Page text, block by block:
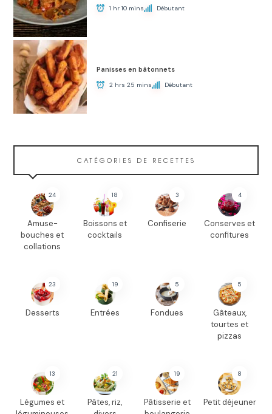
1 hr 10 mins Débutant
Panisses en bâtonnets
2 hrs 25 mins Débutant
CATÉGORIES DE RECETTES
24
Amuse-
bouches et
collations
18
Boissons et
cocktails
3
Confiserie
4
Conserves et
confitures
23
Desserts
19
Entrées
5
Fondues
5
Gâteaux,
tourtes et
pizzas
13
Légumes et
21
Pâtes, riz,
19
Pâtisserie et
8
Petit déjeuner